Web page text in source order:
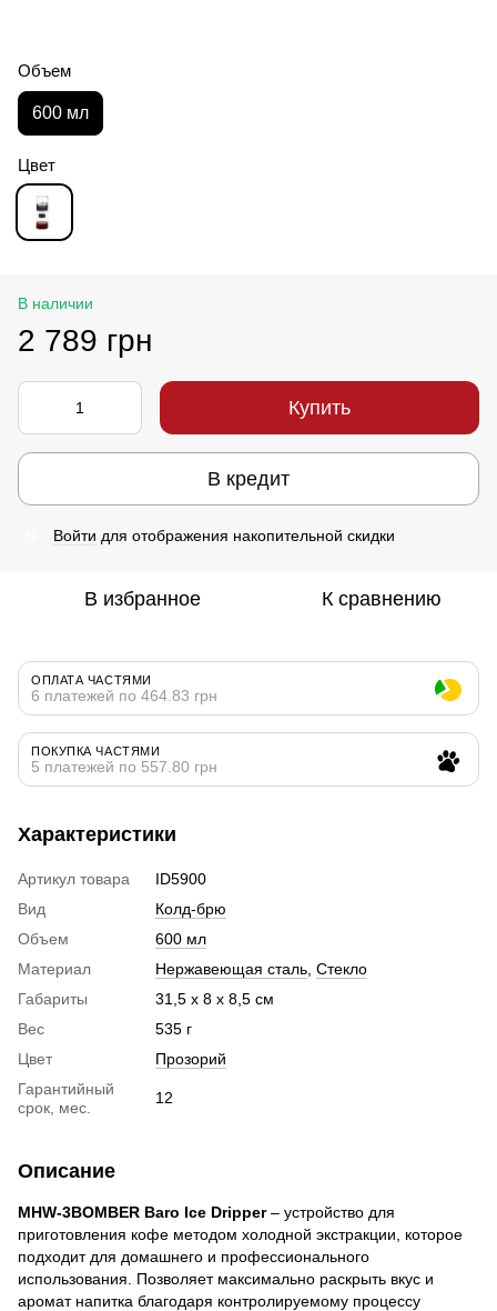
Объем
600 мл
Цвет
В наличии
2 789 грн
Купить
В кредит
Войти для отображения накопительной скидки
В избранное К сравнению
ОПЛАТА ЧАСТЯМИ
6 платежей по 464.83 грн
ПОКУПКА ЧАСТЯМИ
5 платежей по 557.80 грн
Характеристики
Артикул товара
ID5900
Вид
Колд-брю
Объем
600 мл
Материал
Нержавеющая сталь Стекло
Габариты
31,5 х 8 х 8,5 см
Вес
535 г
Цвет
Прозорий
Гарантийный
срок, мес.
12
Описание
MHW-3BOMBER Baro Ice Dripper– устройство для
приготовления кофе методом холодной экстракции, которое
подходит для домашнего и профессионального
использования. Позволяет максимально раскрыть вкус и
аромат напитка благодаря контролируемому процессу